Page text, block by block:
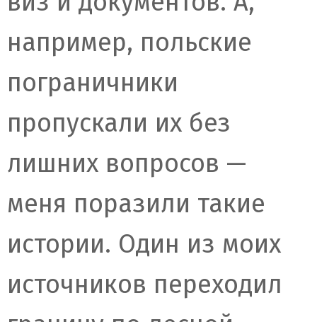
например, польские
пограничники
пропускали их без
лишних вопросов —
меня поразили такие
истории. Один из моих
источников переходил